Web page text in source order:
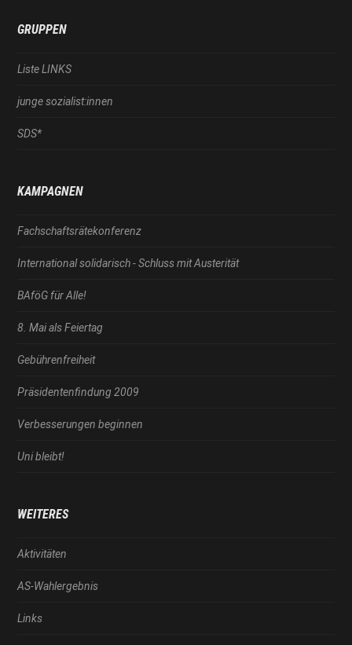
GRUPPEN
Liste LINKS
junge sozialist:innen
SDS*
KAMPAGNEN
Fachschaftsrätekonferenz
International solidarisch - Schluss mit Austerität
BAföG für Alle!
8. Mai als Feiertag
Gebührenfreiheit
Präsidentenfindung 2009
Verbesserungen beginnen
Uni bleibt!
WEITERES
Aktivitäten
AS-Wahlergebnis
Links